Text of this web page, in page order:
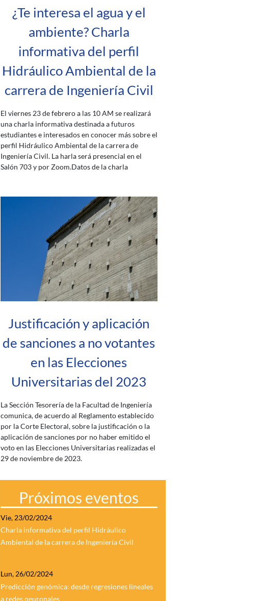
¿Te interesa el agua y el
ambiente? Charla
informativa del perfil
Hidráulico Ambiental de la
carrera de Ingeniería Civil
El viernes 23 de febrero a las 10 AM se realizará
una charla informativa destinada a futuros
estudiantes e interesados en conocer más sobre el
perfil Hidráulico Ambiental de la carrera de
Ingeniería Civil. La harla será presencial en el
Salón 703 y por Zoom.Datos de la charla
Justificación y aplicación
de sanciones a no votantes
en las Elecciones
Universitarias del 2023
La Sección Tesorería de la Facultad de Ingeniería
comunica, de acuerdo al Reglamento establecido
por la Corte Electoral, sobre la justificación o la
aplicación de sanciones por no haber emitido el
voto en las Elecciones Universitarias realizadas el
29 de noviembre de 2023.
Próximos eventos
Vie, 23/02/2024
Charla informativa del perfil Hidráulico
Ambiental de la carrera de Ingeniería Civil
Lun, 26/02/2024
Predicción genómica: desde regresiones lineales
a redes neuronales